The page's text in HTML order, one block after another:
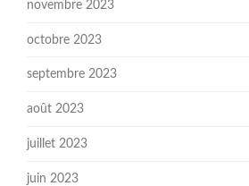
novembre 2023
octobre 2023
septembre 2023
août 2023
juillet 2023
juin 2023